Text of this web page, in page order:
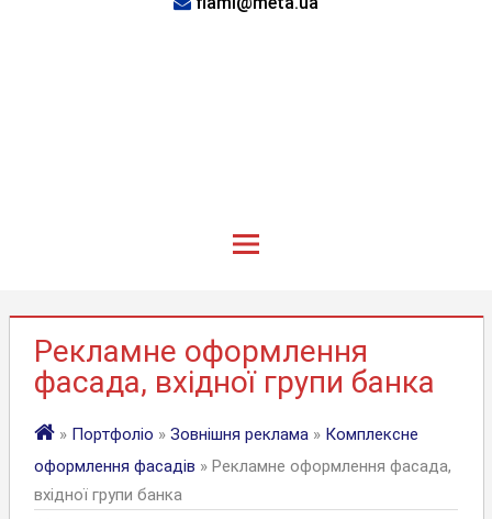
Рекламне оформлення
фасада, вхідної групи банка
» Портфоліо » Зовнішня реклама » Комплексне
оформлення фасадів » Рекламне оформлення фасада,
вхідної групи банка